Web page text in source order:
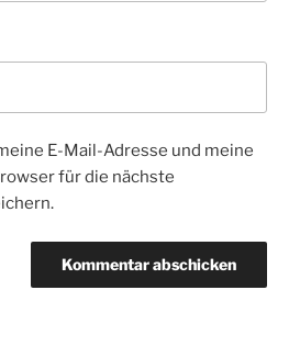
E-Mail-Adresse und meine
für die nächste